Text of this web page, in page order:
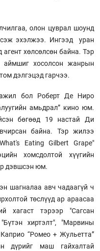
олон цуврал шоунд
эхэлжээ. Ингээд уран
хөлсөлсөн байна. Тэр
аймшиг хосолсон жанрын
дэлгэцэд гарчээ.
бол Роберт Де Ниро
амьдрал” кино юм.
бөгөөд 19 настай Ди
байна. Тэр жилээ
Eating Gilbert Grape"
хомсдолтой хүүгийн
дэвшсэн юм.
шагналаа авч чадаагүй ч
төслүүд ар араасаа
хагаст тэрээр "Сагсан
хиртэлт", "Марвины
“Ромео + Жульетта”
дүрийг маш гайхалтай